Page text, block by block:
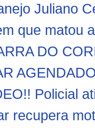
Juliano
que matou
DO
Policial
recupera